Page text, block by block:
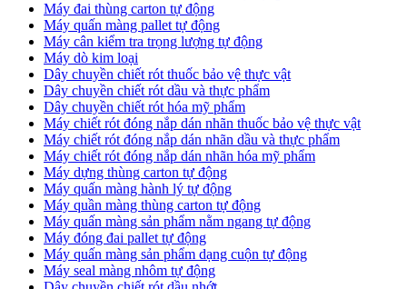
Máy đai thùng carton tự động
Máy quấn màng pallet tự động
Máy cân kiểm tra trọng lượng tự động
Máy dò kim loại
Dây chuyền chiết rót thuốc bảo vệ thực vật
Dây chuyền chiết rót dầu và thực phẩm
Dây chuyền chiết rót hóa mỹ phẩm
Máy chiết rót đóng nắp dán nhãn thuốc bảo vệ thực vật
Máy chiết rót đóng nắp dán nhãn dầu và thực phẩm
Máy chiết rót đóng nắp dán nhãn hóa mỹ phẩm
Máy dựng thùng carton tự động
Máy quấn màng hành lý tự động
Máy quần màng thùng carton tự động
Máy quấn màng sản phẩm nằm ngang tự động
Máy đóng đai pallet tự động
Máy quấn màng sản phẩm dạng cuộn tự động
Máy seal màng nhôm tự động